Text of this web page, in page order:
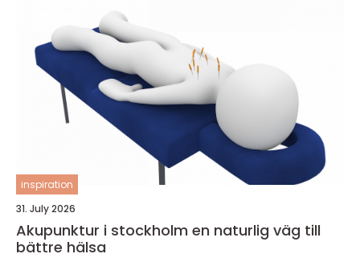
inspiration
31. July 2026
Akupunktur i stockholm en naturlig väg till
bättre hälsa